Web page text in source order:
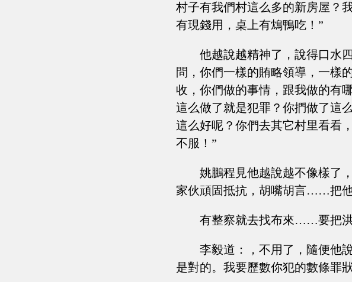
村子有我們村這么多的新房屋？
有現錢用，桌上有鴆鴨吃！”
他越說越精神了，說得口水
問，你們一樣的賄略領導，一
收，你們做的事情，跟我做的有
這么做了就是犯罪？你捫做了這
這么好呢？你們去其它村里看看
不服！”
姚鵬程見他越說越不像樣了
家伙頑固抵抗，胡嘴胡言……把他
有整察就去找布來……要把洪
李毅道：，不用了，隨便他
是對的。我要歷數你犯的數條罪